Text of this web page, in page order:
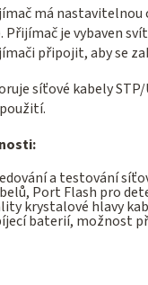
má nastavitelnou
Přijímač je vybaven
připojit, aby se
síťové kabely
a testování
Port Flash pro
krystalové hlavy
baterií, možnost